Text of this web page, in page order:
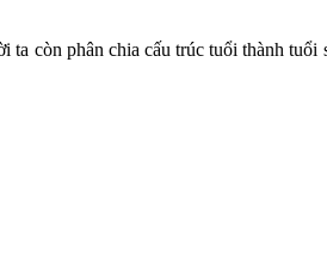
ta còn phân chia cấu trúc tuổi thành tuổi